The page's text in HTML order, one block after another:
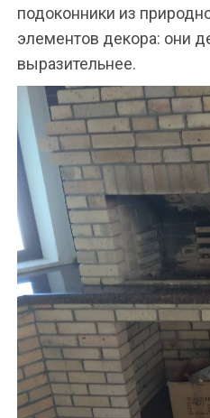
подоконники из
элементов декора: они
выразительнее.